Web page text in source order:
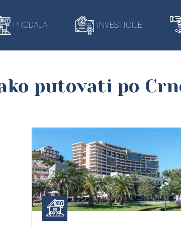
PRODAJA INVESTICIJE
putovati po